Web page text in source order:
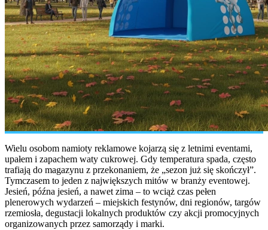
Wielu osobom namioty reklamowe kojarzą się z letnimi eventami,
upałem i zapachem waty cukrowej. Gdy temperatura spada, często
trafiają do magazynu z przekonaniem, że „sezon już się skończył”.
Tymczasem to jeden z największych mitów w branży eventowej.
Jesień, późna jesień, a nawet zima – to wciąż czas pełen
plenerowych wydarzeń – miejskich festynów, dni regionów, targów
rzemiosła, degustacji lokalnych produktów czy akcji promocyjnych
organizowanych przez samorządy i marki.